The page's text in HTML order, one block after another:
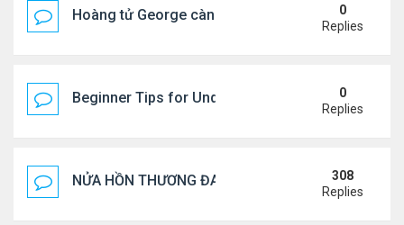
Hoàng tử George càng lớn càng điển trai0
Replies
Beginner Tips for Understanding Diablo 4 Items
0
Replies
NỬA HỒN THƯƠNG ĐAU..
308
Replies